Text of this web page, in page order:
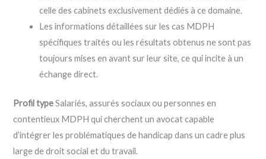
celle des cabinets exclusivement dédiés à ce domaine.
Les informations détaillées sur les cas MDPH
spécifiques traités ou les résultats obtenus ne sont pas
toujours mises en avant sur leur site, ce qui incite à un
échange direct.
Profil typeSalariés, assurés sociaux ou personnes en
contentieux MDPH qui cherchent un avocat capable
d’intégrer les problématiques de handicap dans un cadre plus
large de droit social et du travail.